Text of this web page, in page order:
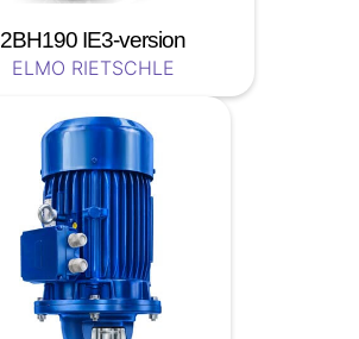
2BH190 IE3-version
ELMO RIETSCHLE